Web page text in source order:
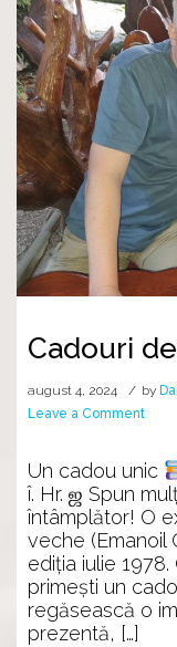
Cadouri
august 4, 2024 by
Leave a Commenton
de
Un cadou unic
î. Hr. ஜ Spun
întâmplător! O
veche (Emanoil
ediția iulie
primești un
regăsească o
prezentă, […]